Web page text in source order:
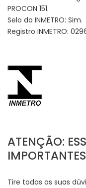
PROCON 151.
Selo do INMETRO: Sim.
Registro INMETRO:
ATENÇÃO:
Tire todas as suas